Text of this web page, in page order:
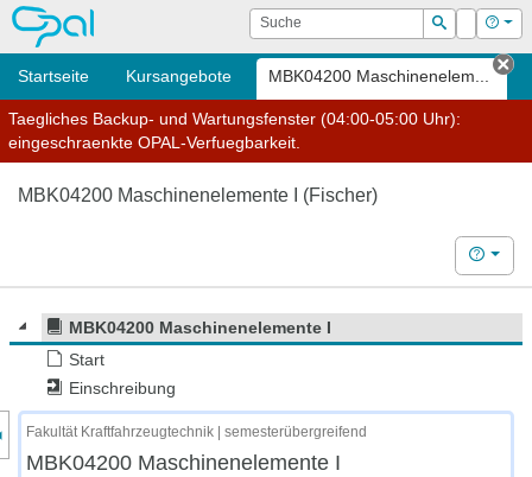
OPAL Suche
Suchen
Login Hilfe
Startseite Kursangebote MBK04200 Maschinenelem...
Taegliches Backup- und Wartungsfenster (04:00-05:00 Uhr):
eingeschraenkte OPAL-Verfuegbarkeit.
MBK04200 Maschinenelemente I (Fischer)
Hilfe
MBK04200 Maschinenelemente I
Start
Einschreibung
des Kursmenüs
Fakultät Kraftfahrzeugtechnik | semesterübergreifend
MBK04200 Maschinenelemente I